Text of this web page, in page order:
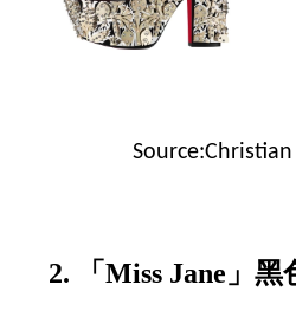
2. 「Miss Jane」